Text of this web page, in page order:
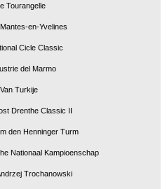
Tourangelle
en-Yvelines
Cicle Classic
del Marmo
Turkije
Drenthe Classic II
den Henninger Turm
Nationaal Kampioenschap
Trochanowski